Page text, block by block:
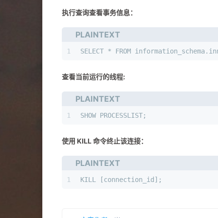
执行查询查看事务信息：
PLAINTEXT
1 SELECT * FROM
查看当前运行的线程:
PLAINTEXT
1 SHOW PROCESSLIST;
使用 KILL 命令终止该连接：
PLAINTEXT
1 KILL [connection_id];